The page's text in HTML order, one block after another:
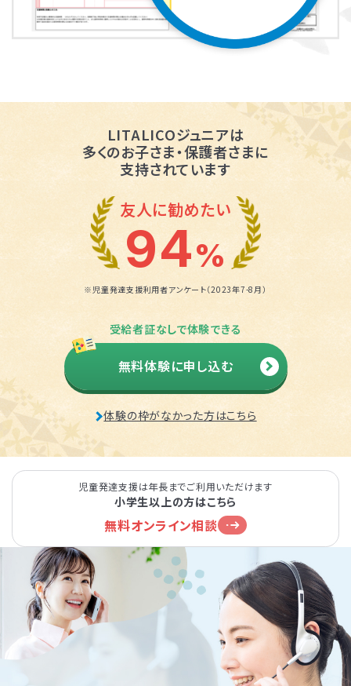
LITALICOジュニアは
多くのお子さま・保護者さまに
支持されています
友人に勧めたい
94%
※児童発達支援利用者アンケート（2023年7-8月）
受給者証なしで体験できる
無料体験に申し込む
体験の枠がなかった方はこちら
児童発達支援は年長までご利用いただけます
小学生以上の方はこちら
無料オンライン相談